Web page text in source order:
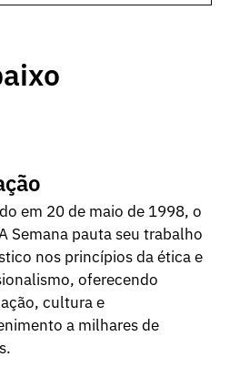
em 20 de maio de 1998, o
Semana pauta seu trabalho
nos princípios da ética e
oferecendo
cultura e
a milhares de